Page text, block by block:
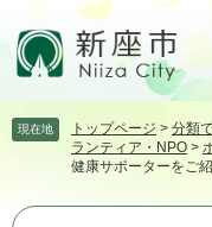
頭飛
て
現在地 トップページ > 分類
ランティア・NPO >
健康サポーターをご